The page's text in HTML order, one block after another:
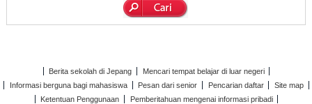
Berita sekolah di Jepang
Mencari tempat belajar di luar negeri
Informasi berguna bagi mahasiswa
Pesan dari senior Pencarian daftar
Site map
Ketentuan Penggunaan
Pemberitahuan mengenai informasi pribadi